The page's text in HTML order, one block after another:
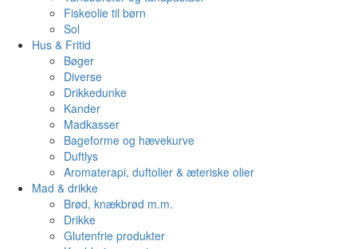
Fiskeolie til børn
Sol
Hus & Fritid
Bøger
Diverse
Drikkedunke
Kander
Madkasser
Bageforme og hævekurve
Duftlys
Aromaterapi, duftolier & æteriske olier
Mad & drikke
Brød, knækbrød m.m.
Drikke
Glutenfrie produkter